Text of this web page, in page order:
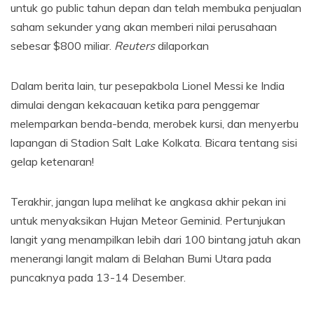
untuk go public tahun depan dan telah membuka penjualan
saham sekunder yang akan memberi nilai perusahaan
sebesar $800 miliar. Reutersdilaporkan
Dalam berita lain, tur pesepakbola Lionel Messi ke India
dimulai dengan kekacauan ketika para penggemar
melemparkan benda-benda, merobek kursi, dan menyerbu
lapangan di Stadion Salt Lake Kolkata. Bicara tentang sisi
gelap ketenaran!
Terakhir, jangan lupa melihat ke angkasa akhir pekan ini
untuk menyaksikan Hujan Meteor Geminid. Pertunjukan
langit yang menampilkan lebih dari 100 bintang jatuh akan
menerangi langit malam di Belahan Bumi Utara pada
puncaknya pada 13-14 Desember.